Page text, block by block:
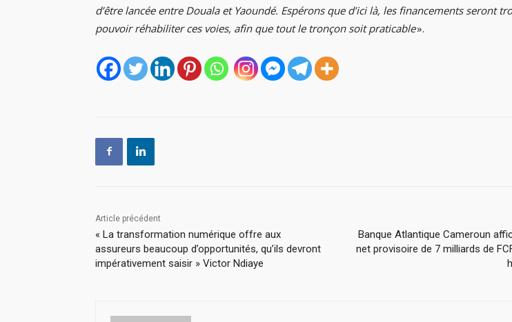
d’être lancée entre Douala et Yaoundé. Espérons que d’ici là, les financements seront
pouvoir réhabiliter ces voies, afin que tout le tronçon soit praticable».
Article précédent
« La transformation numérique offre aux
assureurs beaucoup d’opportunités, qu’ils devront
impérativement saisir » Victor Ndiaye
Banque Atlantique Cameroun
net provisoire de 7 milliards de